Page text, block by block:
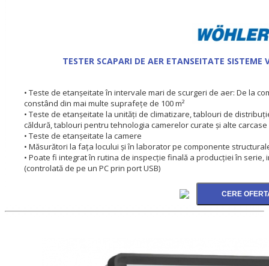
TESTER SCAPARI DE AER ETANSEITATE
• Teste de etanșeitate în intervale mari de scurgeri de aer: De la
constând din mai multe suprafețe de 100 m²
• Teste de etanșeitate la unități de climatizare, tablouri de
căldură, tablouri pentru tehnologia camerelor curate și alte carcase
• Teste de etanșeitate la camere
• Măsurători la fața locului și în laborator pe componente
• Poate fi integrat în rutina de inspecție finală a producției în
(controlată de pe un PC prin port USB)